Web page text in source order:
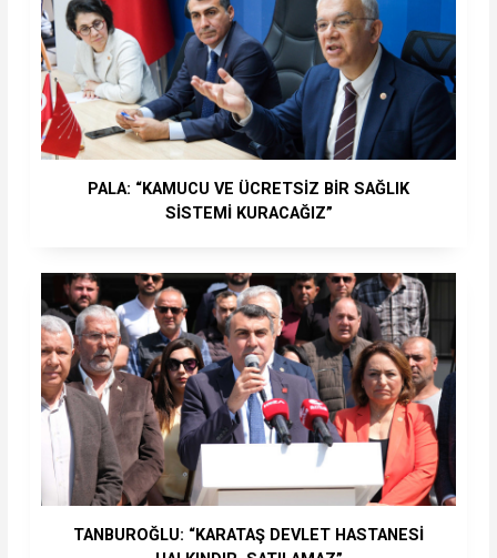
PALA: “KAMUCU VE ÜCRETSİZ BİR SAĞLIK
SİSTEMİ KURACAĞIZ”
TANBUROĞLU: “KARATAŞ DEVLET HASTANESİ